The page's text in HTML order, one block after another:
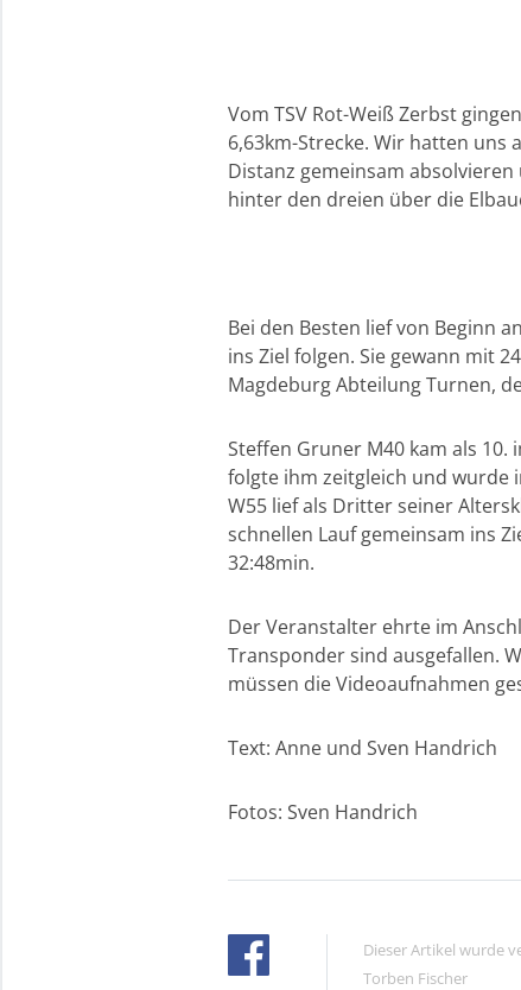
Vom TSV Rot-Weiß Zerbst
6,63km-Strecke. Wir hatten uns
Distanz gemeinsam
hinter den dreien über die
Bei den Besten lief von Beginn
ins Ziel folgen. Sie gewann mit
Magdeburg Abteilung Turnen,
Steffen Gruner M40 kam als
folgte ihm zeitgleich und wurde
W55 lief als Dritter seiner
schnellen Lauf gemeinsam ins
32:48min.
Der Veranstalter ehrte im
Transponder sind ausgefallen.
müssen die Videoaufnahmen
Text: Anne und Sven Handrich
Fotos: Sven Handrich
Dieser Artikel wurde
Torben Fischer